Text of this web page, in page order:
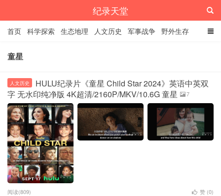
纪录天堂
首页 科学探索 生态地理 人文历史 军事战争 野外生存
经典纪录
童星
人文历史
HULU纪录片《童星 Child Star 2024》英语中英双
字 无水印纯净版 4K超清/2160P/MKV/10.6G 童星
7
阅读(809) 赞 (0)